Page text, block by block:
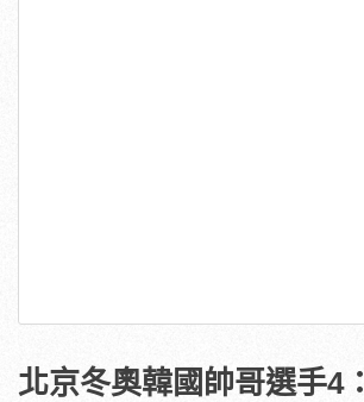
北京冬奧韓國帥哥選手4：